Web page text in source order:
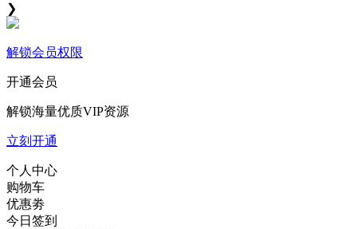
❯
解锁会员权限
开通会员
解锁海量优质VIP资源
立刻开通
个人中心
购物车
优惠劵
今日签到